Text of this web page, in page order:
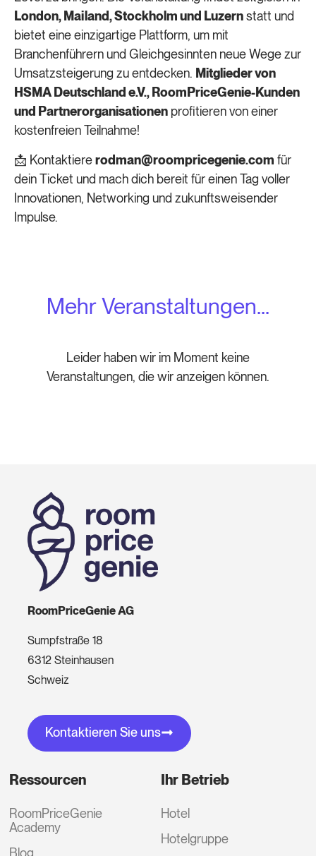
London, Mailand, Stockholm und Luzernstatt und
bietet eine einzigartige Plattform, um mit
Branchenführern und Gleichgesinnten neue Wege zur
Umsatzsteigerung zu entdecken. Mitglieder von
HSMA Deutschland e.V., RoomPriceGenie-Kunden
und Partnerorganisationen profitieren von einer
kostenfreien Teilnahme!
📩 Kontaktiererodman@roompricegenie.com für
dein Ticket und mach dich bereit für einen Tag voller
Innovationen, Networking und zukunftsweisender
Impulse.
Mehr Veranstaltungen...
Leider haben wir im Moment keine
Veranstaltungen, die wir anzeigen können.
RoomPriceGenie AG
Sumpfstraße 18
6312 Steinhausen
Schweiz
Kontaktieren Sie uns
Ressourcen
RoomPriceGenie
Academy
Blog
Ihr Betrieb
Hotel
Hotelgruppe